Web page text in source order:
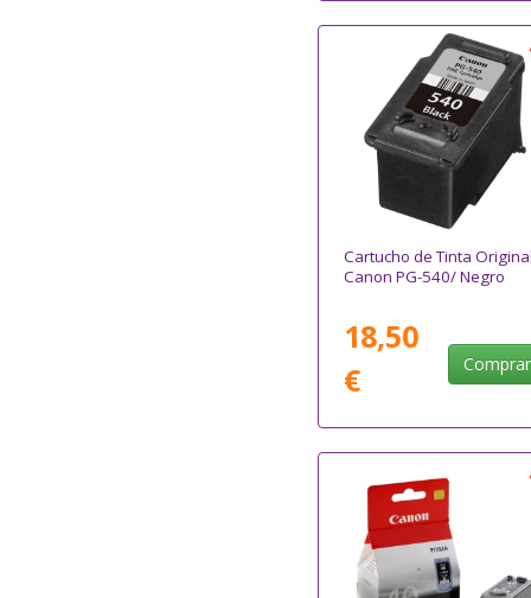
Cartucho de Tinta
Canon PG-540/ Negro
18,50
€
Comprar